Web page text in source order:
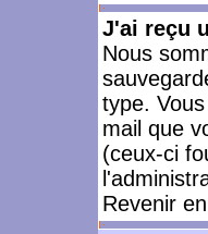
J'ai reçu
Nous
type.
mail que
(ceux-ci
Revenir